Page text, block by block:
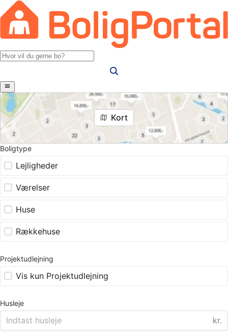
Kort
Boligtype
Lejligheder
Værelser
Huse
Rækkehuse
Projektudlejning
Vis kun Projektudlejning
Husleje
kr.